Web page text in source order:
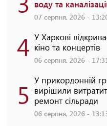
воду та
07 серпня, 2026 -
4 У Харкові
кіно та концертів
06 серпня, 2026 -
5 У прикордонній
вирішили
ремонт сільради
06 серпня, 2026 -